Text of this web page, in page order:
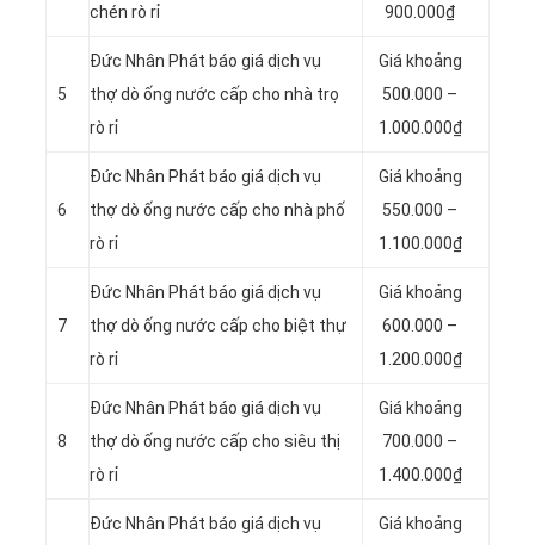
chén rò rỉ
900.000₫
5
Đức Nhân Phát báo giá dịch vụ
thợ dò ống nước cấp cho nhà trọ
rò rỉ
Giá khoảng
500.000 –
1.000.000₫
6
Đức Nhân Phát báo giá dịch vụ
thợ dò ống nước cấp cho nhà phố
rò rỉ
Giá khoảng
550.000 –
1.100.000₫
7
Đức Nhân Phát báo giá dịch vụ
thợ dò ống nước cấp cho biệt thự
rò rỉ
Giá khoảng
600.000 –
1.200.000₫
8
Đức Nhân Phát báo giá dịch vụ
thợ dò ống nước cấp cho siêu thị
rò rỉ
Giá khoảng
700.000 –
1.400.000₫
Đức Nhân Phát báo giá dịch vụ
Giá khoảng